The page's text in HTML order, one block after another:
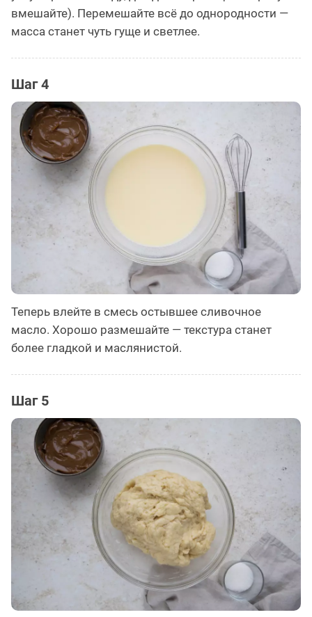
вмешайте). Перемешайте всё до однородности —
масса станет чуть гуще и светлее.
Шаг 4
Теперь влейте в смесь остывшее сливочное
масло. Хорошо размешайте — текстура станет
более гладкой и маслянистой.
Шаг 5